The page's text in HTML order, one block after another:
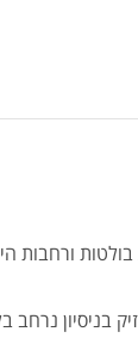
בולטות ורחבות
נרחב